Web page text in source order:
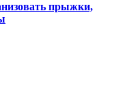
прыжки,